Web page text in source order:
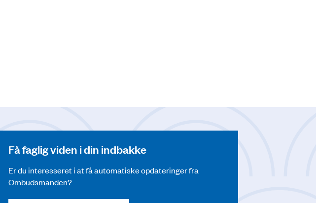
Få faglig viden i din indbakke
Er du interesseret i at få automatiske opdateringer fra
Ombudsmanden?